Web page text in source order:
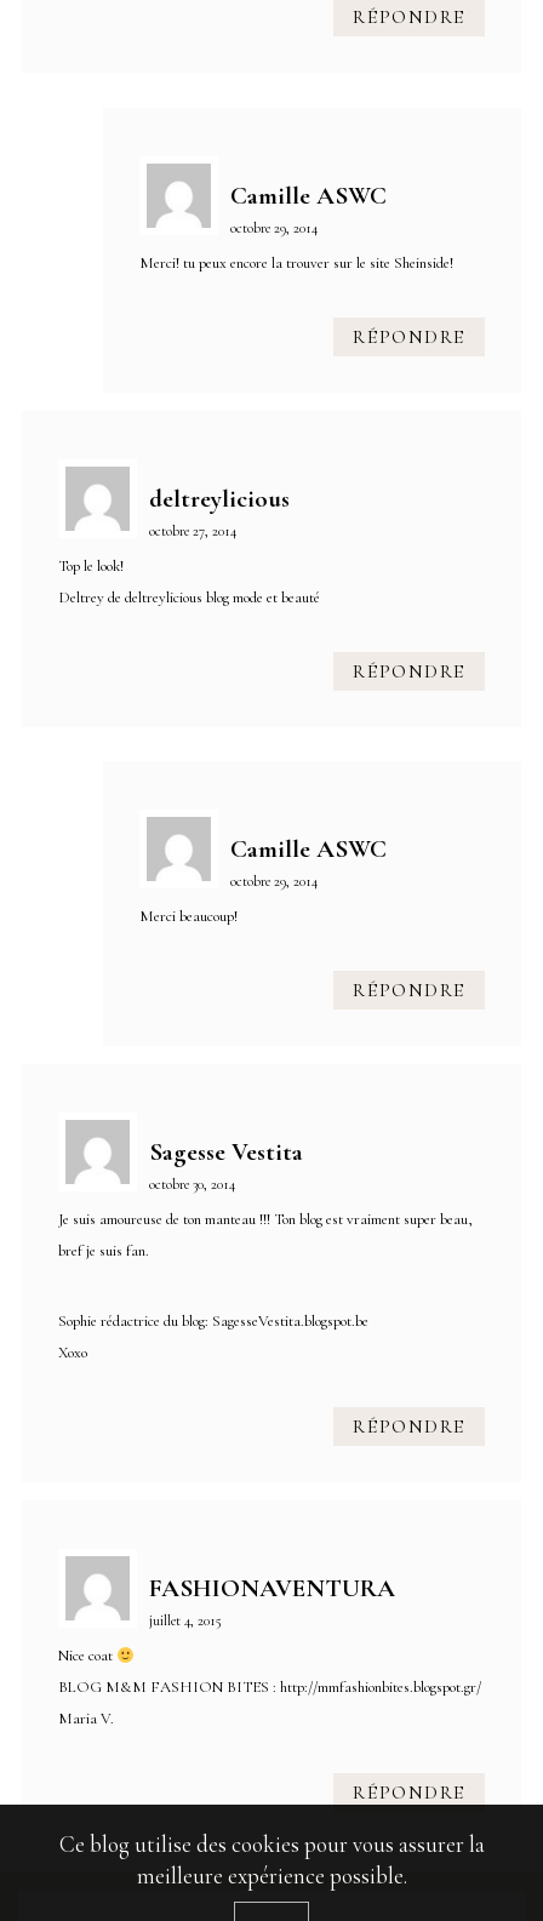
RÉPONDRE
Camille ASWC
octobre 29, 2014
Merci! tu peux encore la trouver sur le site Sheinside!
RÉPONDRE
deltreylicious
octobre 27, 2014
Top le look!
Deltrey de deltreylicious blog mode et beauté
RÉPONDRE
Camille ASWC
octobre 29, 2014
Merci beaucoup!
RÉPONDRE
Sagesse Vestita
octobre 30, 2014
Je suis amoureuse de ton manteau !!! Ton blog est vraiment super beau,
bref je suis fan.
Sophie rédactrice du blog: SagesseVestita.blogspot.be
Xoxo
RÉPONDRE
FASHIONAVENTURA
juillet 4, 2015
Nice coat
BLOG M&M FASHION BITES : http://mmfashionbites.blogspot.gr/
Maria V.
RÉPONDRE
Ce blog utilise des cookies pour vous assurer la
meilleure expérience possible.